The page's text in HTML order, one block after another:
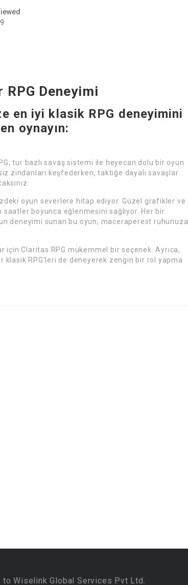
Deneyimi
en iyi klasik RPG deneyimini
oynayın:
tur bazlı savaş sistemi ile heyecan dolu bir oyun
zindanları keşfederken, taktiğe dayalı savaşlar
oyun severlere hitap ediyor. Güzel grafikler ve
boyunca eğlenmesini sağlıyor. Her bir
deneyimi sunan bu oyun, maceraperest ruhunuza
için Claritas RPG mükemmel bir seçenek. Ayrıca,
klasik RPG’leri de deneyerek zengin bir rol yapma
Wiselink Global Services Pvt Ltd.